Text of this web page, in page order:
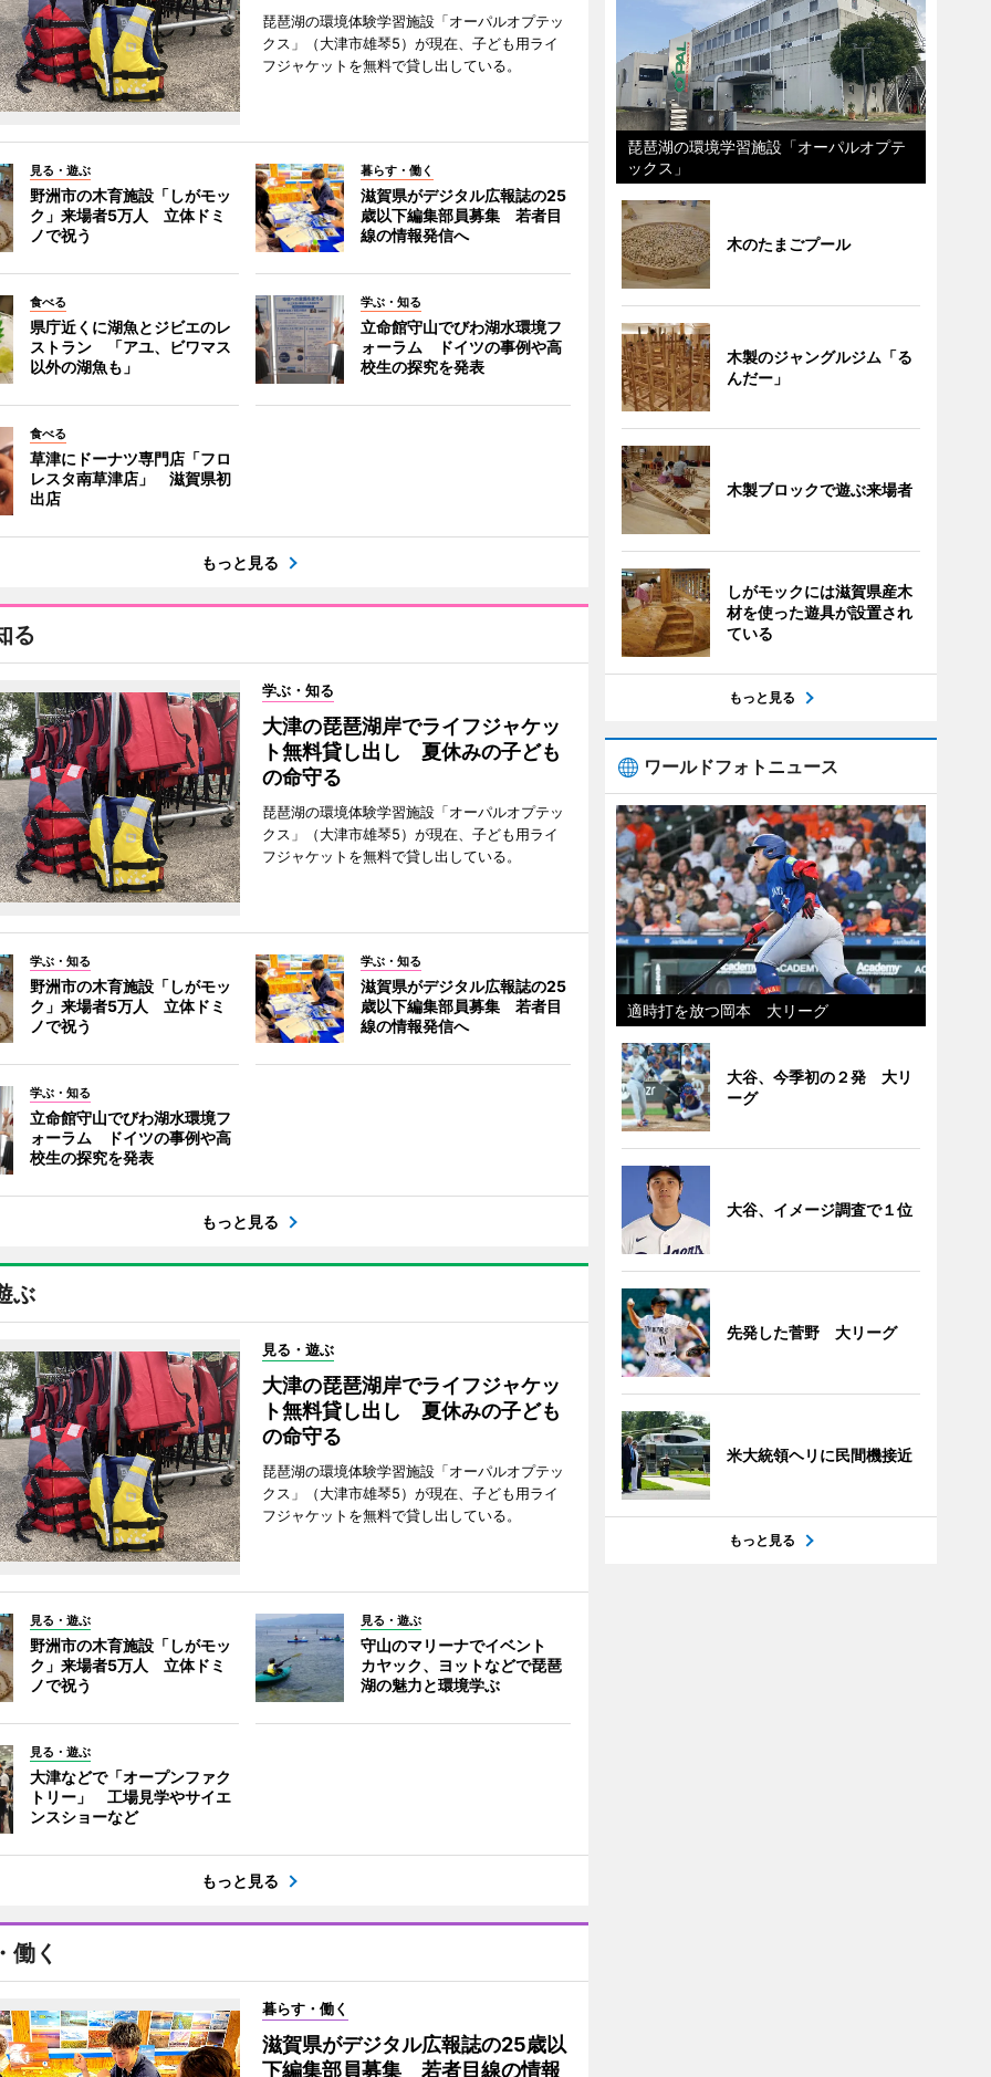
琵琶湖の環境体験学習施設「オーパルオプテッ
クス」（大津市雄琴5）が現在、子ども用ライ
フジャケットを無料で貸し出している。
見る・遊ぶ
野洲市の木育施設「しがモッ
ク」来場者5万人 立体ドミ
ノで祝う
暮らす・働く
滋賀県がデジタル広報誌の25
歳以下編集部員募集 若者目
線の情報発信へ
食べる
県庁近くに湖魚とジビエのレ
ストラン 「アユ、ビワマス
以外の湖魚も」
学ぶ・知る
立命館守山でびわ湖水環境フ
ォーラム ドイツの事例や高
校生の探究を発表
食べる
草津にドーナツ専門店「フロ
レスタ南草津店」 滋賀県初
出店
もっと見る
る
学ぶ・知る
大津の琵琶湖岸でライフジャケッ
ト無料貸し出し 夏休みの子ども
の命守る
琵琶湖の環境体験学習施設「オーパルオプテッ
クス」（大津市雄琴5）が現在、子ども用ライ
フジャケットを無料で貸し出している。
学ぶ・知る
野洲市の木育施設「しがモッ
ク」来場者5万人 立体ドミ
ノで祝う
学ぶ・知る
滋賀県がデジタル広報誌の25
歳以下編集部員募集 若者目
線の情報発信へ
学ぶ・知る
立命館守山でびわ湖水環境フ
ォーラム ドイツの事例や高
校生の探究を発表
もっと見る
ぶ
見る・遊ぶ
大津の琵琶湖岸でライフジャケッ
ト無料貸し出し 夏休みの子ども
の命守る
琵琶湖の環境体験学習施設「オーパルオプテッ
クス」（大津市雄琴5）が現在、子ども用ライ
フジャケットを無料で貸し出している。
見る・遊ぶ
野洲市の木育施設「しがモッ
ク」来場者5万人 立体ドミ
ノで祝う
見る・遊ぶ
守山のマリーナでイベント
カヤック、ヨットなどで琵琶
湖の魅力と環境学ぶ
見る・遊ぶ
大津などで「オープンファク
トリー」 工場見学やサイエ
ンスショーなど
もっと見る
働く
暮らす・働く
滋賀県がデジタル広報誌の25歳以
下編集部員募集 若者目線の情報
琵琶湖の環境学習施設「オーパルオプテ
ックス」
木のたまごプール
木製のジャングルジム「る
んだー」
木製ブロックで遊ぶ来場者
しがモックには滋賀県産木
材を使った遊具が設置され
ている
もっと見る
ワールドフォトニュース
適時打を放つ岡本 大リーグ
大谷、今季初の２発 大リ
ーグ
大谷、イメージ調査で１位
先発した菅野 大リーグ
米大統領ヘリに民間機接近
もっと見る